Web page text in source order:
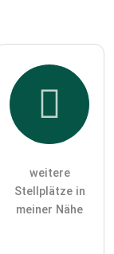
sind
weitere
Stellplätze in
meiner Nähe